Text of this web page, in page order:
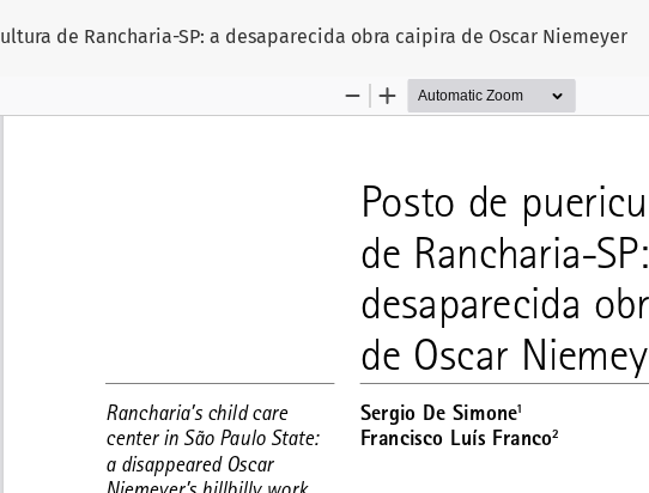
do Artigo
de Rancharia-SP: a desaparecida obra caipira de Oscar Niemeyer